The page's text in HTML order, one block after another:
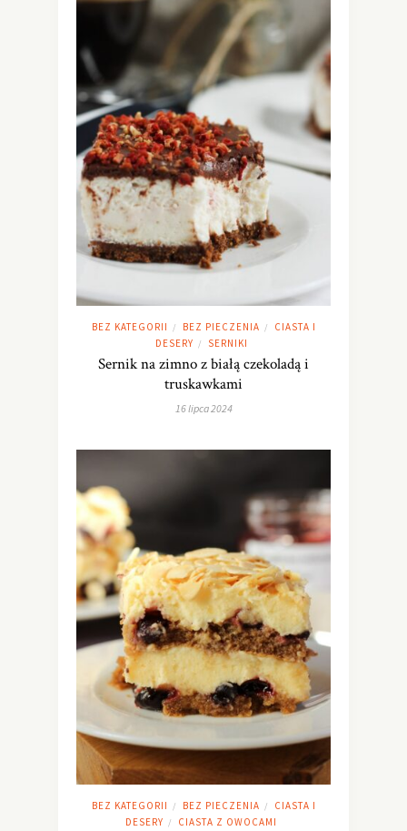
BEZ KATEGORII / BEZ PIECZENIA /
CIASTA I
DESERY / SERNIKI
Sernik na zimno z białą czekoladą i
truskawkami
16 lipca 2024
BEZ KATEGORII / BEZ PIECZENIA /
CIASTA I
DESERY / CIASTA Z OWOCAMI